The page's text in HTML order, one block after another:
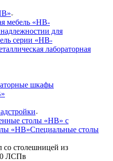
мебель «НВ-
для
серии «НВ-
лабораторная
шкафы
столы «НВ» с
«НВ»Специальные столы
со столешницей из
ЛСПв